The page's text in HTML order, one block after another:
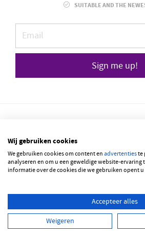
SUITABLE AND THE
Sign me up!
© 2026
NEDERLANDS FRANÇAIS
Wij gebruiken cookies
We gebruiken cookies om content en advertentieste
analyseren en om u een geweldige website-ervaring
informatie over de cookies die we gebruiken opent
Accepteer alles
Weigeren